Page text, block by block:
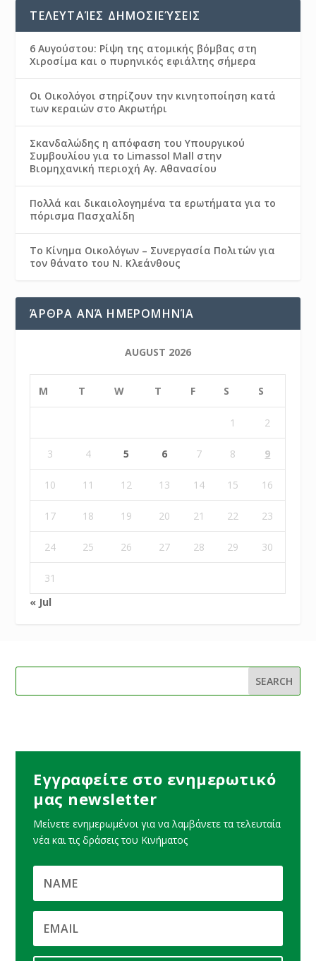
ΤΕΛΕΥΤΑΊΕΣ ΔΗΜΟΣΙΕΎΣΕΙΣ
6 Αυγούστου: Ρίψη της ατομικής βόμβας στη
Χιροσίμα και ο πυρηνικός εφιάλτης σήμερα
Οι Οικολόγοι στηρίζουν την κινητοποίηση κατά
των κεραιών στο Ακρωτήρι
Σκανδαλώδης η απόφαση του Υπουργικού
Συμβουλίου για το Limassol Mall στην
Βιομηχανική περιοχή Αγ. Αθανασίου
Πολλά και δικαιολογημένα τα ερωτήματα για το
πόρισμα Πασχαλίδη
Το Κίνημα Οικολόγων – Συνεργασία Πολιτών για
τον θάνατο του Ν. Κλεάνθους
ΆΡΘΡΑ ΑΝΆ ΗΜΕΡΟΜΗΝΊΑ
AUGUST 2026
M T W T F S S
1 2
3 4 5 6 7 8 9
10 11 12 13 14 15 16
17 18 19 20 21 22 23
24 25 26 27 28 29 30
31
« Jul
Εγγραφείτε στο ενημερωτικό
μας newsletter
Μείνετε ενημερωμένοι για να λαμβάνετε τα τελευταία
νέα και τις δράσεις του Κινήματος